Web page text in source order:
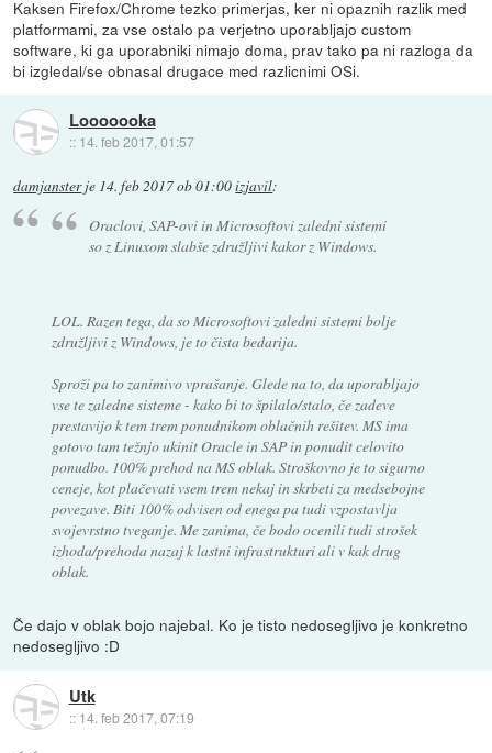
Kaksen Firefox/Chrome tezko primerjas, ker ni opaznih razlik med
platformami, za vse ostalo pa verjetno uporabljajo custom
software, ki ga uporabniki nimajo doma, prav tako pa ni razloga da
bi izgledal/se obnasal drugace med razlicnimi OSi.
Looooooka
:: 14. feb 2017, 01:57
damjansterje 14. feb 2017 ob 01:00izjavil:
Oraclovi, SAP-ovi in Microsoftovi zaledni sistemi
so z Linuxom slabše združljivi kakor z Windows.
LOL. Razen tega, da so Microsoftovi zaledni sistemi bolje
združljivi z Windows, je to čista bedarija.
Sproži pa to zanimivo vprašanje. Glede na to, da uporabljajo
vse te zaledne sisteme - kako bi to špilalo/stalo, če zadeve
prestavijo k tem trem ponudnikom oblačnih rešitev. MS ima
gotovo tam težnjo ukinit Oracle in SAP in ponudit celovito
ponudbo. 100% prehod na MS oblak. Stroškovno je to sigurno
ceneje, kot plačevati vsem trem nekaj in skrbeti za medsebojne
povezave. Biti 100% odvisen od enega pa tudi vzpostavlja
svojevrstno tveganje. Me zanima, če bodo ocenili tudi strošek
izhoda/prehoda nazaj k lastni infrastrukturi ali v kak drug
oblak.
Če dajo v oblak bojo najebal. Ko je tisto nedosegljivo je konkretno
nedosegljivo :D
Utk
:: 14. feb 2017, 07:19